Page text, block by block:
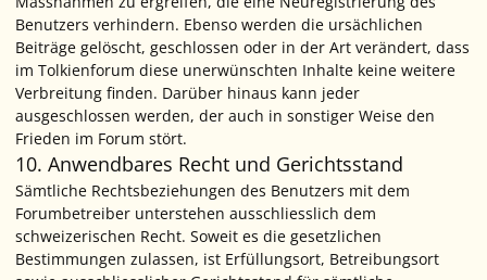
Benutzers verhindern. Ebenso werden die ursächlichen
Beiträge gelöscht, geschlossen oder in der Art verändert, dass
im Tolkienforum diese unerwünschten Inhalte keine weitere
Verbreitung finden. Darüber hinaus kann jeder
ausgeschlossen werden, der auch in sonstiger Weise den
Frieden im Forum stört.
10. Anwendbares Recht und Gerichtsstand
Sämtliche Rechtsbeziehungen des Benutzers mit dem
Forumbetreiber unterstehen ausschliesslich dem
schweizerischen Recht. Soweit es die gesetzlichen
Bestimmungen zulassen, ist Erfüllungsort, Betreibungsort